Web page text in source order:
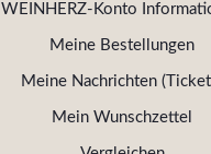
WEINHERZ-Konto
Meine Bestellungen
Meine Nachrichten
Mein Wunschzettel